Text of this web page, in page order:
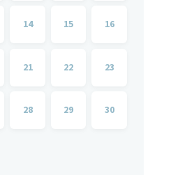
14 15 16
21 22 23
28 29 30